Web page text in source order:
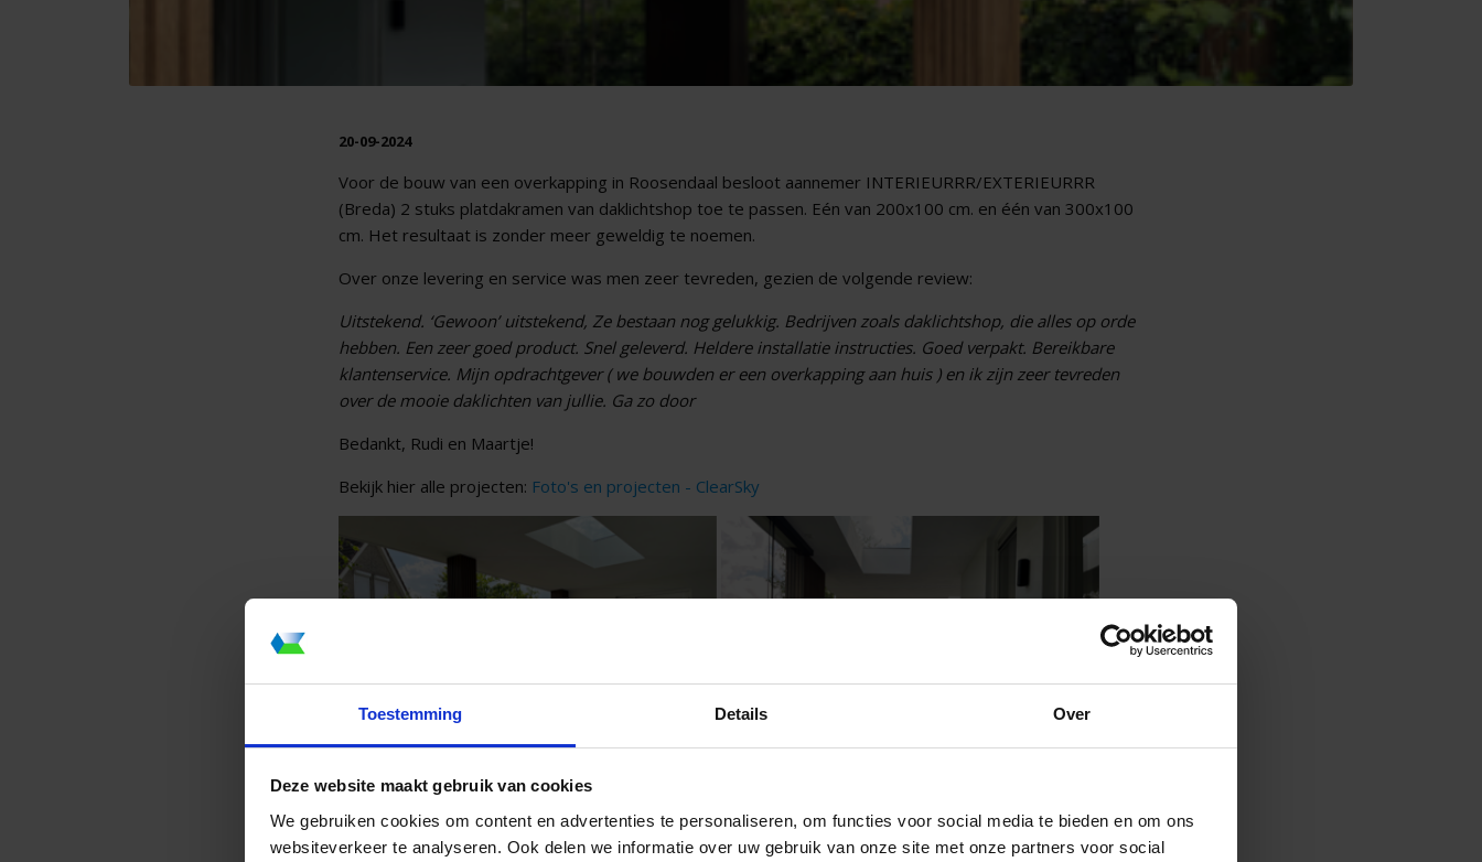
Toestemming Details Over
Deze website maakt gebruik van cookies
We gebruiken cookies om content en advertenties te personaliseren, om functies voor social media te bieden en om ons
websiteverkeer te analyseren. Ook delen we informatie over uw gebruik van onze site met onze partners voor social
20-09-2024
Voor de bouw van een overkapping in Roosendaal besloot aannemer INTERIEURRR/EXTERIEURRR
(Breda) 2 stuks platdakramen van daklichtshop toe te passen. Eén van 200x100 cm. en één van 300x100
cm. Het resultaat is zonder meer geweldig te noemen.
Over onze levering en service was men zeer tevreden, gezien de volgende review:
Uitstekend. ‘Gewoon’ uitstekend, Ze bestaan nog gelukkig. Bedrijven zoals daklichtshop, die alles op orde
hebben. Een zeer goed product. Snel geleverd. Heldere installatie instructies. Goed verpakt. Bereikbare
klantenservice. Mijn opdrachtgever ( we bouwden er een overkapping aan huis ) en ik zijn zeer tevreden
over de mooie daklichten van jullie. Ga zo door
Bedankt, Rudi en Maartje!
Bekijk hier alle projecten: Foto's en projecten - ClearSky